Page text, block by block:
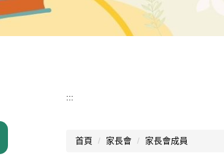
:::
首頁 家長會 家長會成員